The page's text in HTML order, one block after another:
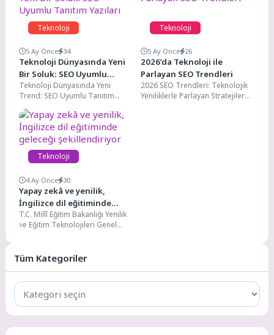
Teknoloji
5 Ay Önce 34
Teknoloji Dünyasında Yeni
Bir Soluk: SEO Uyumlu
Tanıtım Yazıları
Teknoloji Dünyasında Yeni
Trend: SEO Uyumlu Tanıtım
Yazıları Tanıtım yazıları, bir
ürünü, hizmeti veya markayı...
Teknoloji
5 Ay Önce 26
2026’da Teknoloji ile
Parlayan SEO Trendleri
2026 SEO Trendleri: Teknolojik
Yeniliklerle Parlayan Stratejiler
Teknoloji
4 Ay Önce 30
Yapay zekâ ve yenilik,
İngilizce dil eğitiminde
geleceği şekillendiriyor
T.C. Millî Eğitim Bakanlığı Yenilik
ve Eğitim Teknolojileri Genel
Tüm Kategoriler
Tüm
Kategoriler